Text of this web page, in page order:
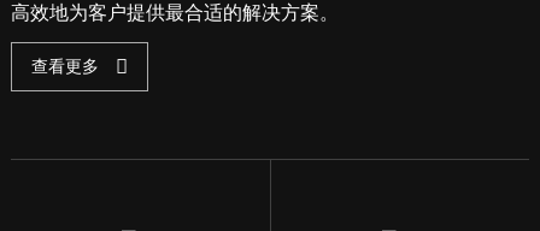
高效地为客户提供最合适的解决方案。
查看更多